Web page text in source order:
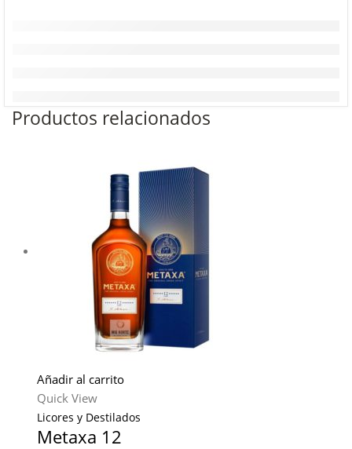
Productos relacionados
Añadir al carrito
Quick View
Licores y Destilados
Metaxa 12